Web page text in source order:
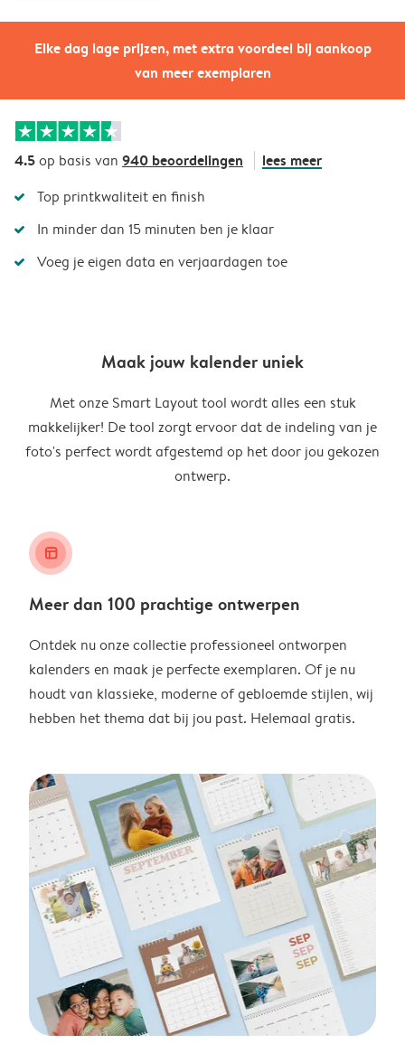
Elke dag lage prijzen, met extra voordeel bij aankoop
van meer exemplaren
4.5op basis van 940 beoordelingen lees meer
Top printkwaliteit en finish
In minder dan 15 minuten ben je klaar
Voeg je eigen data en verjaardagen toe
Maak jouw kalender uniek
Met onze Smart Layout tool wordt alles een stuk
makkelijker! De tool zorgt ervoor dat de indeling van je
foto's perfect wordt afgestemd op het door jou gekozen
ontwerp.
layout_alt
Meer dan 100 prachtige ontwerpen
Ontdek nu onze collectie professioneel ontworpen
kalenders en maak je perfecte exemplaren. Of je nu
houdt van klassieke, moderne of gebloemde stijlen, wij
hebben het thema dat bij jou past. Helemaal gratis.